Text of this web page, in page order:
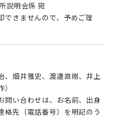
説明会係 宛
きませんので、予めご理
、畑井雅史、渡邊直樹、井上
問い合わせは、お名前、出身
絡先（電話番号）を明記のう